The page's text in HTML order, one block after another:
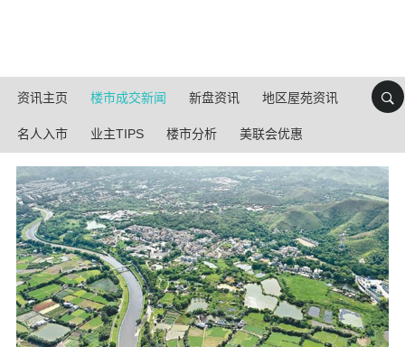
资讯主页 楼市成交新闻 新盘资讯 地区屋苑资讯
名人入市 业主TIPS 楼市分析 美联会优惠